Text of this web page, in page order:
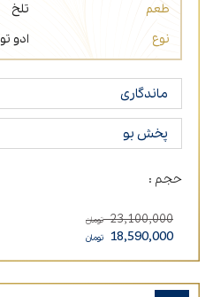
طعم
تلخ
نوع
ادو
ماندگاری
پخش بو
حجم :
23,100,000 تومان
18,590,000 تومان